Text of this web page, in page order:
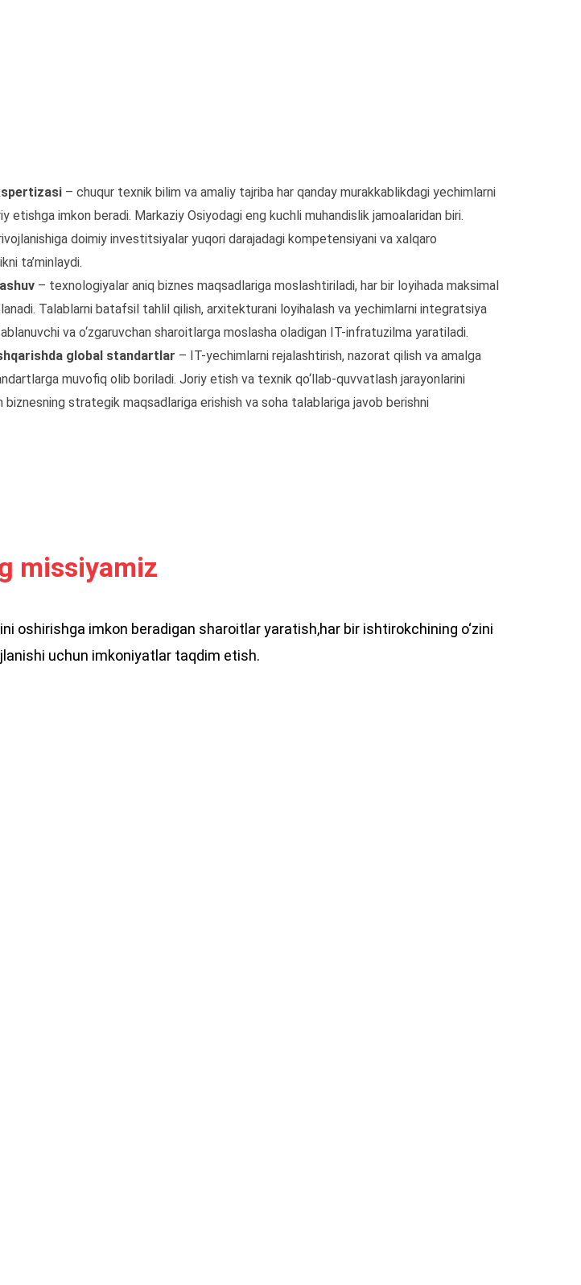
– chuqur texnik bilim va amaliy tajriba har qanday murakkablikdagi yechimlarni
etishga imkon beradi. Markaziy Osiyodagi eng kuchli muhandislik jamoalaridan biri.
doimiy investitsiyalar yuqori darajadagi kompetensiyani va xalqaro
ta’minlaydi.
– texnologiyalar aniq biznes maqsadlariga moslashtiriladi, har bir loyihada maksimal
Talablarni batafsil tahlil qilish, arxitekturani loyihalash va yechimlarni integratsiya
va o‘zgaruvchan sharoitlarga moslasha oladigan IT-infratuzilma yaratiladi.
global standartlar – IT-yechimlarni rejalashtirish, nazorat qilish va amalga
muvofiq olib boriladi. Joriy etish va texnik qo‘llab-quvvatlash jarayonlarini
biznesning strategik maqsadlariga erishish va soha talablariga javob berishni
missiyamiz
oshirishga imkon beradigan sharoitlar yaratish,har bir ishtirokchining o‘zini
uchun imkoniyatlar taqdim etish.